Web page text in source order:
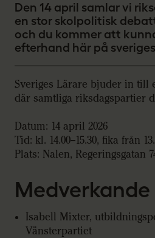
Den 14 april samlar vi
en stor skolpolitisk
och du kommer att
efterhand här på
Sveriges Lärare bjuder in till
där samtliga riksdagspartier
Datum: 14 april 2026
Tid: kl. 14.00–15.30, fika från
Plats: Nalen, Regeringsgatan
Medverkande
Isabell Mixter,
Vänsterpartiet